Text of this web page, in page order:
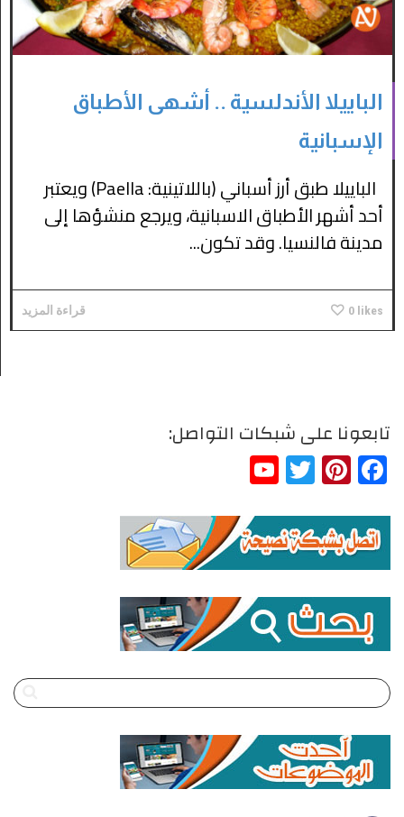
الباييلا الأندلسية .. أشهى الأطباق
الإسبانية
الباييلا طبق أرز أسباني (باللاتينية: Paella) ويعتبر
أحد أشهر الأطباق الاسبانية، ويرجع منشؤها إلى
مدينة فالنسيا. وقد تكون...
0 likes قراءة المزيد
تابعونا على شبكات التواصل:
Facebook
Pinterest
Twitter